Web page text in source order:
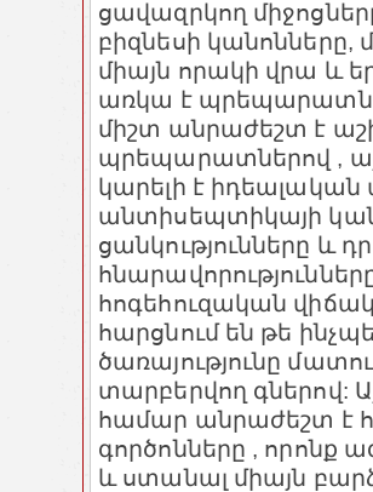
ցավազրկող
բիզնեսի կանոնները,
միայն որակի վրա և
առկա է
միշտ անրաժեշտ է
պրեպարատներով ,
կարելի է
անտիսեպտիկայի
ցանկությունները և
հոգեհուզական
հարցնում են թե
ծառայությունը
տարբերվող գներով:
համար անրաժեշտ է
գործոնները , որոնք
և ստանալ միայն